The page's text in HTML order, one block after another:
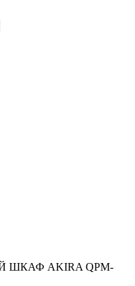
ШКАФ AKIRA QPM-